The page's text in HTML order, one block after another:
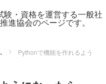
・資格を運営する一般社
進協会のページです。
Pythonで機能を作れるよう